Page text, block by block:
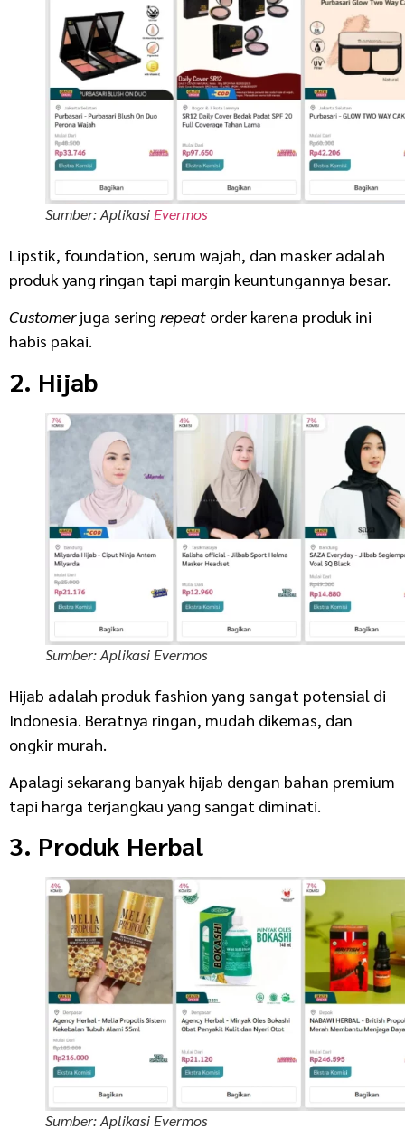
Sumber: AplikasiEvermos
Lipstik, foundation, serum wajah, dan masker adalah
produk yang ringan tapi margin keuntungannya besar.
Customerjuga sering repeat order karena produk ini
habis pakai.
2. Hijab
Sumber: Aplikasi Evermos
Hijab adalah produk fashion yang sangat potensial di
Indonesia. Beratnya ringan, mudah dikemas, dan
ongkir murah.
Apalagi sekarang banyak hijab dengan bahan premium
tapi harga terjangkau yang sangat diminati.
3. Produk Herbal
Sumber: Aplikasi Evermos